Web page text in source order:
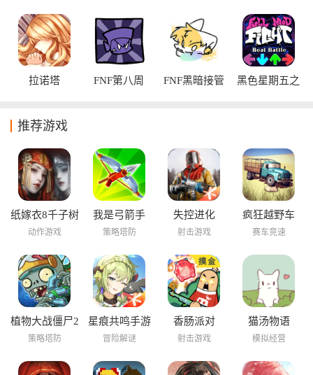
手游
拉诺塔 FNF第八周 FNF黑暗接管
黑色星期五之
推荐游戏
纸嫁衣8千子树
动作游戏
我是弓箭手
策略塔防
失控进化
射击游戏
疯狂越野车
赛车竞速
植物大战僵尸2
海底世界
策略塔防
星痕共鸣手游
冒险解谜
香肠派对
射击游戏
猫汤物语
模拟经营